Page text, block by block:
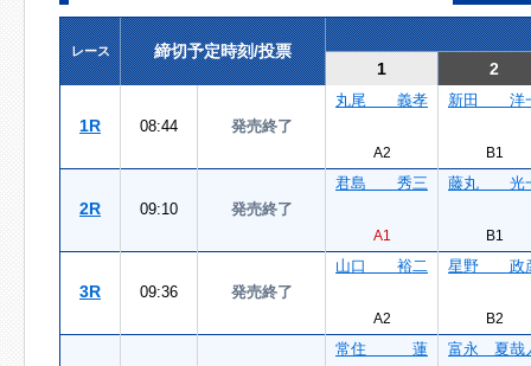
レース
締切予定時刻/投票
1
2
1R 08:44 発売終了
丸尾 義孝
A2
新田 洋
B1
2R 09:10 発売終了
君島 秀三
A1
藤丸 光
B1
3R 09:36 発売終了
山口 裕二
A2
星野 政
B2
常住 蓮 富永 夏哉